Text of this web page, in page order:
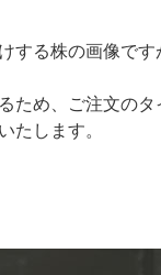
する株の画像で
ため、ご注文の
たします。